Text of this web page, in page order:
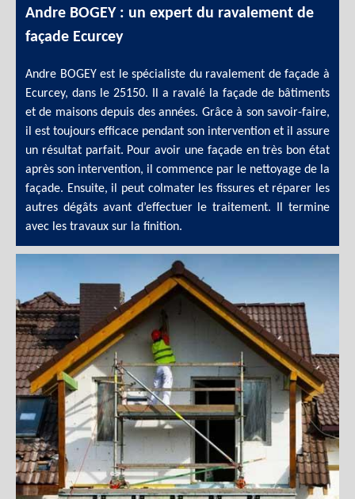
Andre BOGEY : un expert du ravalement de
façade Ecurcey
Andre BOGEY est le spécialiste du ravalement de façade à
Ecurcey, dans le 25150. Il a ravalé la façade de bâtiments
et de maisons depuis des années. Grâce à son savoir-faire,
il est toujours efficace pendant son intervention et il assure
un résultat parfait. Pour avoir une façade en très bon état
après son intervention, il commence par le nettoyage de la
façade. Ensuite, il peut colmater les fissures et réparer les
autres dégâts avant d’effectuer le traitement. Il termine
avec les travaux sur la finition.